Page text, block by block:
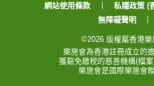
網站使用條款
私隱政策 (
無障礙聲明
©2026 版權屬香港樂
樂施會為香港註冊成立的
獲豁免繳税的慈善機構(檔
樂施會是國際樂施會